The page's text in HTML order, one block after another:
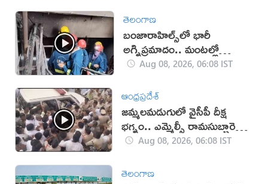
తెలంగాణ
బంజారాహిల్స్‌లో భారీ
అగ్నిప్రమాదం.. మంటల్లో
కాలిపోయిన మద్యం బాటిళ్లు
Aug 08, 2026, 06:08 IST
ఆంధ్రప్రదేశ్
జమ్మలమడుగులో వైసీపీ దీక్ష
భగ్నం.. ఎమ్మెల్సీ రామసుబ్బారెడ్డి
అరెస్ట్ (వీడియో)
Aug 08, 2026, 06:08 IST
తెలంగాణ